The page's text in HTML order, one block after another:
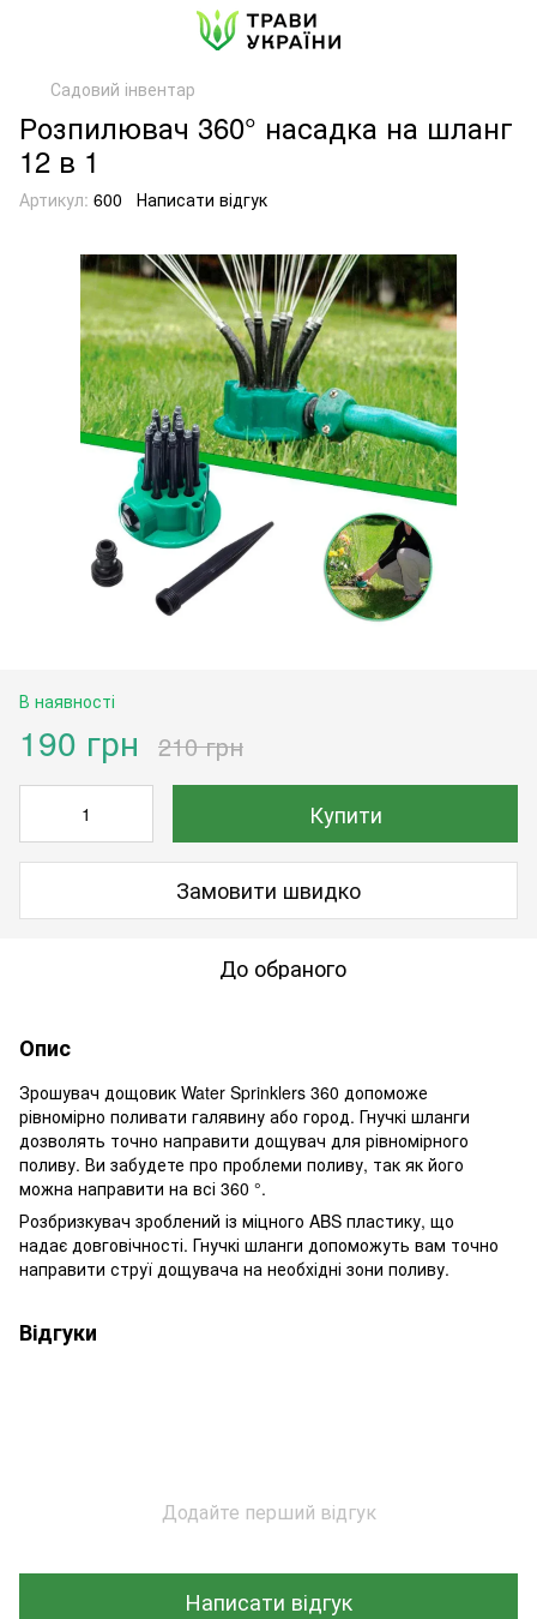
Садовий інвентар
Розпилювач 360° насадка на шланг
12 в 1
Артикул: 600 Написати відгук
В наявності
190 грн 210 грн
Купити
Замовити швидко
До обраного
Опис
Зрошувач дощовик Water Sprinklers 360 допоможе
рівномірно поливати галявину або город. Гнучкі шланги
дозволять точно направити дощувач для рівномірного
поливу. Ви забудете про проблеми поливу, так як його
можна направити на всі 360 °.
Розбризкувач зроблений із міцного ABS пластику, що
надає довговічності. Гнучкі шланги допоможуть вам точно
направити струї дощувача на необхідні зони поливу.
Відгуки
Додайте перший відгук
Написати відгук